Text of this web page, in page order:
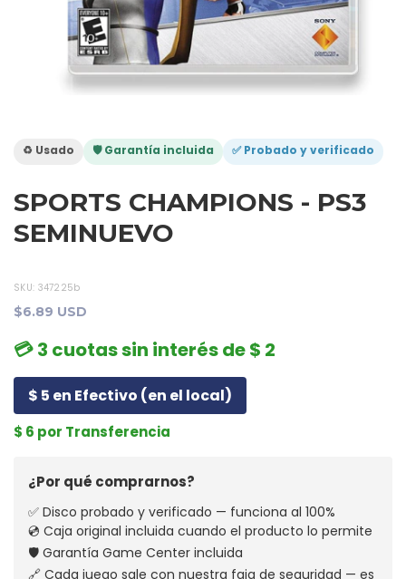
♻️ Usado 🛡️ Garantía incluida ✅ Probado y verificado
SPORTS CHAMPIONS - PS3
SEMINUEVO
SKU: 347225b
$6.89 USD
💳 3 cuotas sin interés de $ 2
$ 5 en Efectivo (en el local)
$ 6 por Transferencia
¿Por qué comprarnos?
✅ Disco probado y verificado — funciona al 100%
💿 Caja original incluida cuando el producto lo permite
🛡️ Garantía Game Center incluida
🔗 Cada juego sale con nuestra faja de seguridad — es